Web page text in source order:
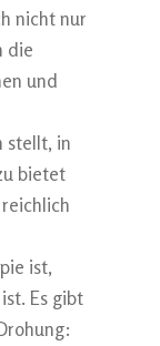
nicht nur
die
und
stellt, in
bietet
ist,
Es gibt